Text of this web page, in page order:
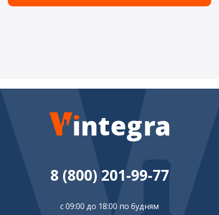
8 (800) 201-99-77
с 09:00 до 18:00 по будням